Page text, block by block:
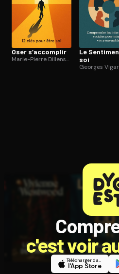
Oser s’accomplir
Marie-Pierre Dillenseger
Le
soi
Georges
c'est voir
Télécharger dans
l'App Store